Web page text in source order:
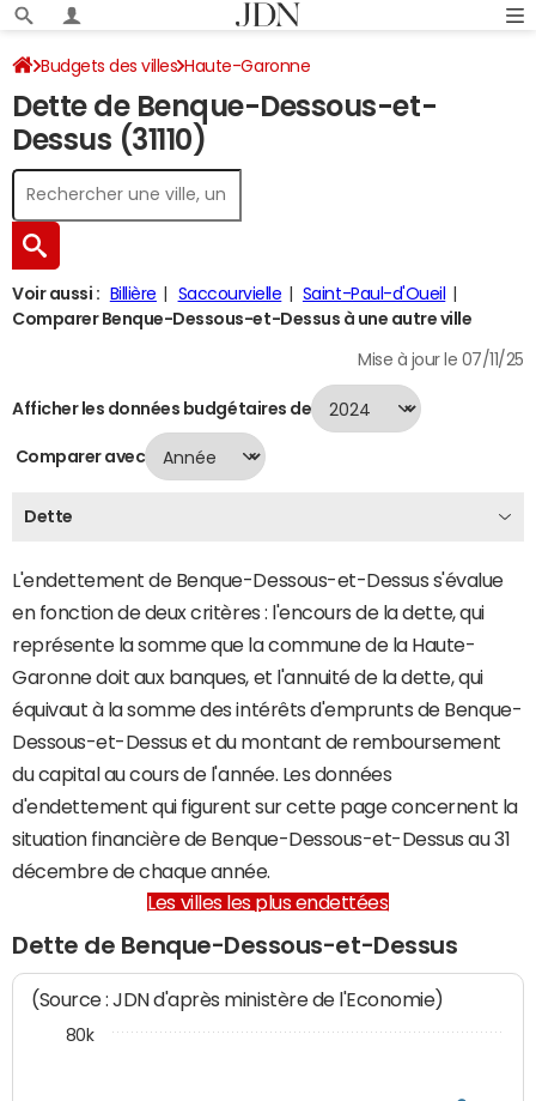
Budgets des villes Haute-Garonne
Benque-Dessous-et-Dessus Dette au 31/12/2024
Dette de Benque-Dessous-et-
Dessus (31110)
Voir aussi : Billière Saccourvielle
Saint-Paul-d'Oueil
Comparer Benque-Dessous-et-Dessus à une autre ville
Mise à jour le 07/11/25
Afficher les données budgétaires de
Comparer avec
Dette
L'endettement de Benque-Dessous-et-Dessus s'évalue
en fonction de deux critères : l'encours de la dette, qui
représente la somme que la commune de la Haute-
Garonne doit aux banques, et l'annuité de la dette, qui
équivaut à la somme des intérêts d'emprunts de Benque-
Dessous-et-Dessus et du montant de remboursement
du capital au cours de l'année. Les données
d'endettement qui figurent sur cette page concernent la
situation financière de Benque-Dessous-et-Dessus au 31
décembre de chaque année.
Les villes les plus endettées
Dette de Benque-Dessous-et-Dessus
(Source : JDN d'après ministère de l'Economie)
80k